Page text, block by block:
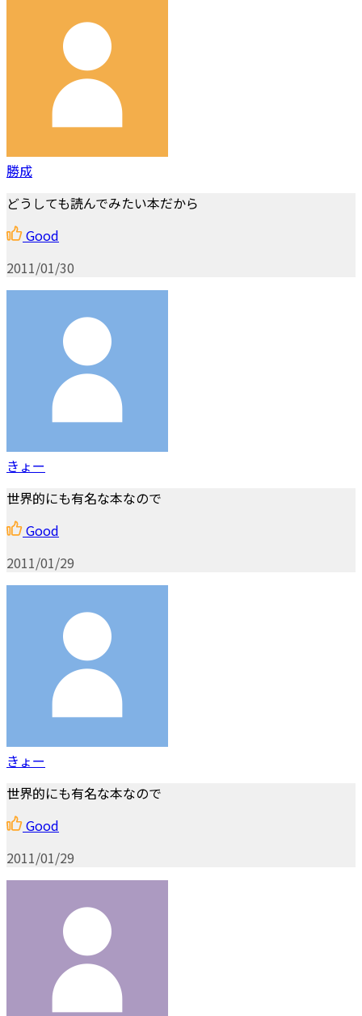
勝成
どうしても読んでみたい本だから
Good
2011/01/30
きょー
世界的にも有名な本なので
Good
2011/01/29
きょー
世界的にも有名な本なので
Good
2011/01/29